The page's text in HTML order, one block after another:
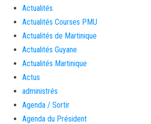
Actualités
Actualités Courses PMU
Actualités de Martinique
Actualités Guyane
Actualités Martinique
Actus
administrés
Agenda / Sortir
Agenda du Président